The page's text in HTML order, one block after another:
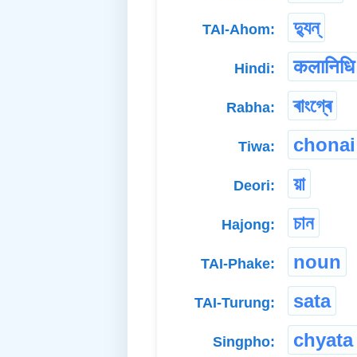
TAI-Ahom: দ্যুন্
Hindi: कलानिधि
Rabha: ৰাংগ্ৰে
Tiwa: chonai
Deori: য়া
Hajong: চান
TAI-Phake: noun
TAI-Turung: sata
Singpho: chyata